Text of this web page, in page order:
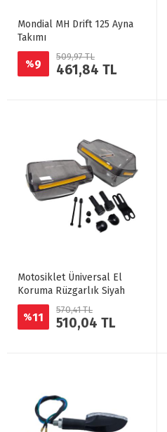
Mondial MH Drift 125 Ayna
Takımı
%9
509,97 TL
461,84 TL
Motosiklet Üniversal El
Koruma Rüzgarlık Siyah
%11
570,41 TL
510,04 TL